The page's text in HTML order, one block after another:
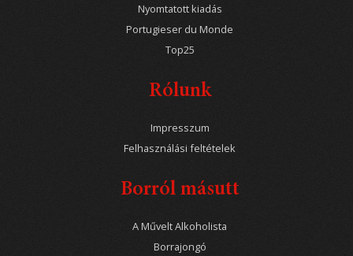
Nyomtatott kiadás
Portugieser du Monde
Top25
Rólunk
Impresszum
Felhasználási feltételek
Borról másutt
A Művelt Alkoholista
Borrajongó